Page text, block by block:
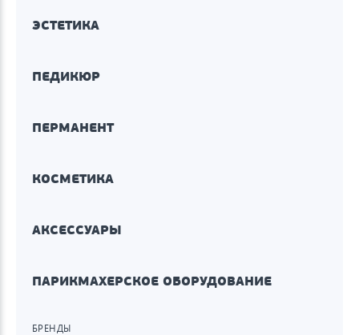
ЭСТЕТИКА
ПЕДИКЮР
ПЕРМАНЕНТ
КОСМЕТИКА
АКСЕССУАРЫ
ПАРИКМАХЕРСКОЕ ОБОРУДОВАНИЕ
БРЕНДЫ